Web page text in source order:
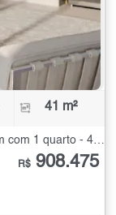
41 m²
Apartamento à Venda na Vila Gomes Cardim com 1 quarto - 41 m²
R$ 908.475